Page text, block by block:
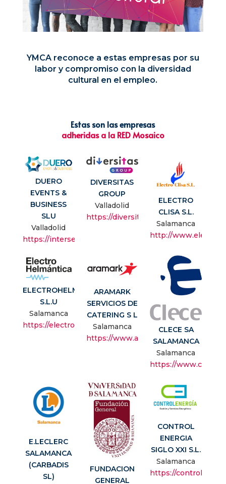
YMCA reconoce a estas empresas por su
labor y compromiso con la diversidad
cultural en el empleo.
Estas son las empresas
adheridas a la RED Mosaico
DUERO
EVENTS &
BUSINESS
SLU
Valladolid
https://interservice.es/
DIVERSITAS
GROUP
Valladolid
https://diversitasgroup.es/
ELECTRO
CLISA S.L.
Salamanca
http://
ELECTROHELMANTICA
S.L.U
Salamanca
https://electrohelmantica.com/
ARAMARK
SERVICIOS DE
CATERING S L
Salamanca
https://www.aramark.es/home
CLECE SA
SALAMANCA
Salamanca
https://
E.LECLERC
SALAMANCA
(CARBADIS
SL)
FUNDACION
GENERAL
CONTROL
ENERGIA
SIGLO XXI S.L.
Salamanca
https://